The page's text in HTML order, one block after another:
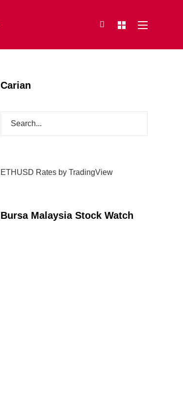
Carian
ETHUSD Rates by TradingView
Bursa Malaysia Stock Watch